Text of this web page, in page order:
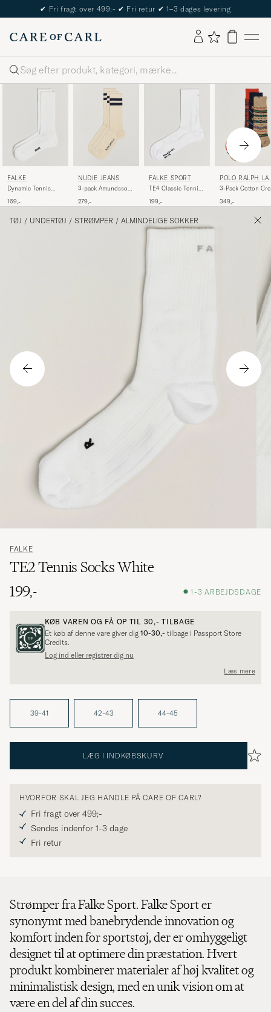
✔ Fri fragt over 499;- ✔ Fri retur ✔ 1–3 dages levering
Søg
FALKE
Dynamic Tennis
169,-
NUDIE JEANS
3-pack Amundsson
White/Navy
279,-
FALKE SPORT
TE4 Classic Tennis
199,-
POLO RALPH
REN
3-Pack Cotton
349,-
TØJ / UNDERTØJ / STRØMPER / ALMINDELIGE SOKKER
FALKE
TE2 Tennis Socks White
199,-
1-3 ARBEJDSDAGE
KØB VAREN OG FÅ OP TIL 30,- TILBAGE
Et køb af denne vare giver dig 10-30,- tilbage i Passport Store
Credits.
Log ind eller registrer dig nu
Læs mere
39-41 42-43 44-45
LÆG I INDKØBSKURV
HVORFOR SKAL JEG HANDLE PÅ CARE OF CARL?
Fri fragt over 499;-
Sendes indenfor 1-3 dage
Fri retur
Strømper fra Falke Sport. Falke Sport er
synonymt med banebrydende innovation og
komfort inden for sportstøj, der er omhyggeligt
designet til at optimere din præstation. Hvert
produkt kombinerer materialer af høj kvalitet og
minimalistisk design, med en unik vision om at
være en del af din succes.